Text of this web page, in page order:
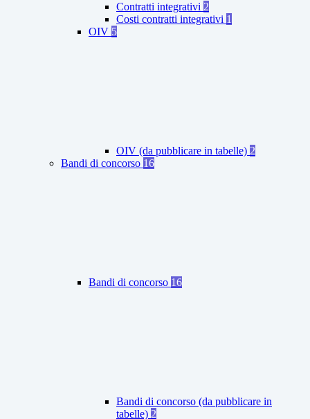
Contratti integrativi 2
Costi contratti integrativi 1
OIV 5
OIV (da pubblicare in tabelle) 2
Bandi di concorso 16
Bandi di concorso 16
Bandi di concorso (da pubblicare in
tabelle) 2